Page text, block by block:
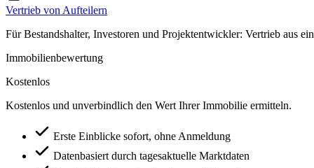
Vertrieb von Aufteilern
Für Bestandshalter, Investoren und Projektentwickler: Vertrieb aus
Immobilienbewertung
Kostenlos
Kostenlos und unverbindlich den Wert Ihrer Immobilie ermitteln.
Erste Einblicke sofort, ohne Anmeldung
Datenbasiert durch tagesaktuelle Marktdaten